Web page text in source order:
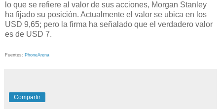
lo que se refiere al valor de sus acciones, Morgan Stanley
ha fijado su posición. Actualmente el valor se ubica en los
USD 9,65; pero la firma ha señalado que el verdadero valor
es de USD 7.
Fuentes: PhoneArena
Compartir